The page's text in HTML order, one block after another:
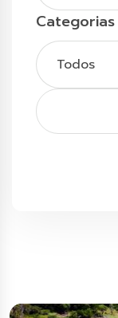
Categorias
Todos